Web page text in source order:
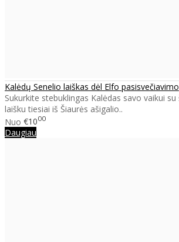
Kalėdų Senelio laiškas dėl Elfo pasisvečiavimo
Sukurkite stebuklingas Kalėdas savo vaikui
laišku tiesiai iš Šiaurės ašigalio..
Nuo €1000
Daugiau